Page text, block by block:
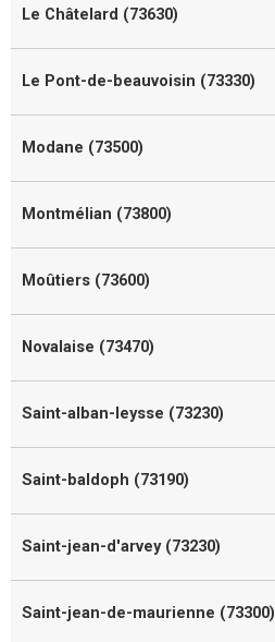
Le Châtelard (73630)
Le Pont-de-beauvoisin (73330)
Modane (73500)
Montmélian (73800)
Moûtiers (73600)
Novalaise (73470)
Saint-alban-leysse (73230)
Saint-baldoph (73190)
Saint-jean-d'arvey (73230)
Saint-jean-de-maurienne (73300)